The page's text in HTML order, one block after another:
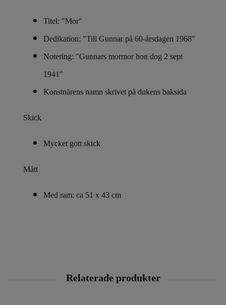
Titel: "Mor"
Dedikation: "Till Gunnar på 60-årsdagen 1968"
Notering: "Gunnars mormor hon dog 2 sept
1941"
Konstnärens namn skrivet på dukens baksida
Skick
Mycket gott skick
Mått
Med ram: ca 51 x 43 cm